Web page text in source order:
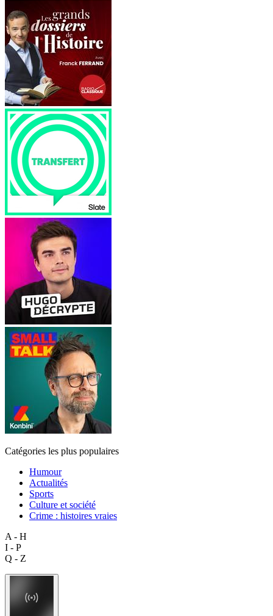
Catégories les plus populaires
Humour
Actualités
Sports
Culture et société
Crime : histoires vraies
A - H
I - P
Q - Z